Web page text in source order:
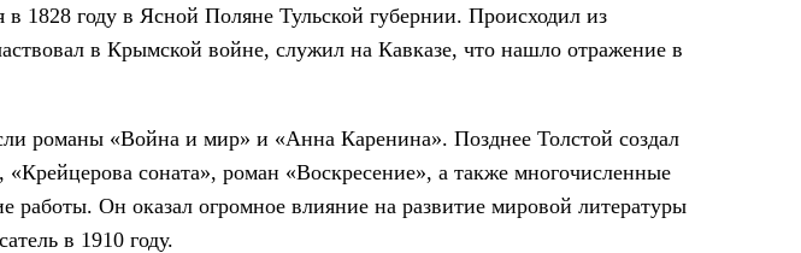
1828 году в Ясной Поляне Тульской губернии. Происходил из
в Крымской войне, служил на Кавказе, что нашло отражение в
романы «Война и мир» и «Анна Каренина». Позднее Толстой создал
соната», роман «Воскресение», а также многочисленные
работы. Он оказал огромное влияние на развитие мировой литературы
в 1910 году.